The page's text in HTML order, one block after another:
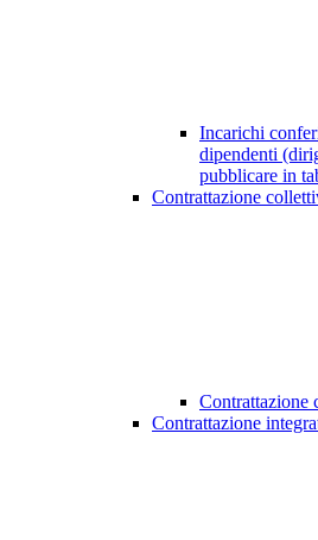
Incarichi
dipendenti
pubblicare in
Contrattazione
Contrattazione
Contrattazione